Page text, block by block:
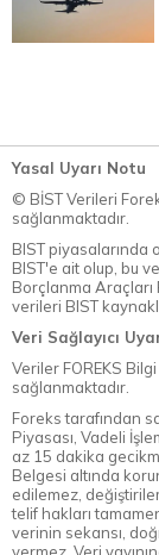
Yasal Uyarı Notu
© BİST Verileri
sağlanmaktadır.
BIST piyasalarında
BIST'e ait olup, bu
Borçlanma Araçları
verileri BIST
Veri Sağlayıcı
Veriler FOREKS
sağlanmaktadır.
Foreks tarafından
Piyasası, Vadeli
az 15 dakika
Belgesi altında
edilemez,
telif hakları
verinin sekansı,